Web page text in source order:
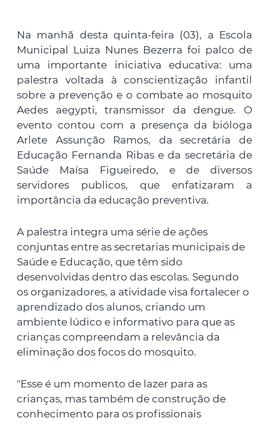
Na manhã desta quinta-feira (03), a Escola
Municipal Luiza Nunes Bezerra foi palco de
uma importante iniciativa educativa: uma
palestra voltada à conscientização infantil
sobre a prevenção e o combate ao mosquito
Aedes aegypti, transmissor da dengue. O
evento contou com a presença da bióloga
Arlete Assunção Ramos, da secretária de
Educação Fernanda Ribas e da secretária de
Saúde Maísa Figueiredo, e de diversos
servidores publicos, que enfatizaram a
importância da educação preventiva.
A palestra integra uma série de ações
conjuntas entre as secretarias municipais de
Saúde e Educação, que têm sido
desenvolvidas dentro das escolas. Segundo
os organizadores, a atividade visa fortalecer o
aprendizado dos alunos, criando um
ambiente lúdico e informativo para que as
crianças compreendam a relevância da
eliminação dos focos do mosquito.
"Esse é um momento de lazer para as
crianças, mas também de construção de
conhecimento para os profissionais